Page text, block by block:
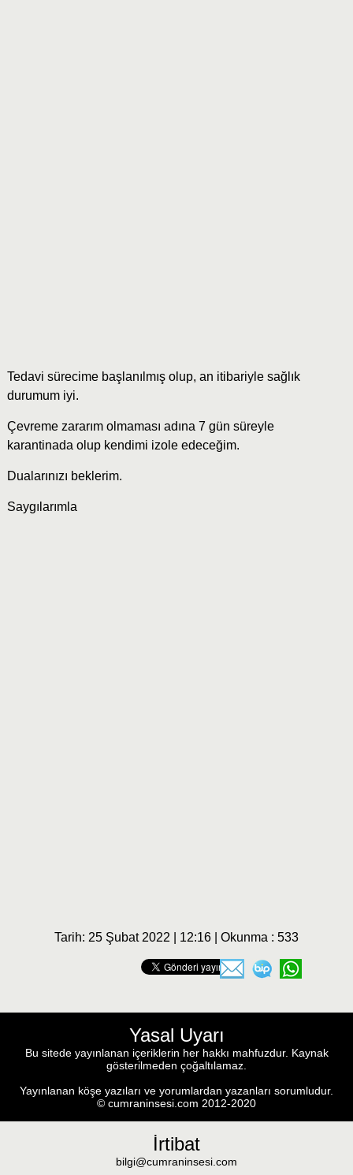
Tedavi sürecime başlanılmış olup, an itibariyle sağlık
durumum iyi.
Çevreme zararım olmaması adına 7 gün süreyle
karantinada olup kendimi izole edeceğim.
Dualarınızı beklerim.
Saygılarımla
Tarih: 25 Şubat 2022 | 12:16 | Okunma : 533
Yasal Uyarı
Bu sitede yayınlanan içeriklerin her hakkı mahfuzdur. Kaynak
gösterilmeden çoğaltılamaz.
Yayınlanan köşe yazıları ve yorumlardan yazanları sorumludur.
© cumraninsesi.com 2012-2020
İrtibat
bilgi@cumraninsesi.com